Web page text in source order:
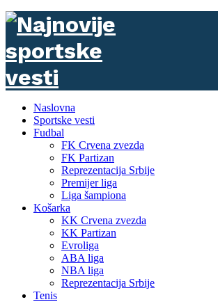
Naslovna
Sportske vesti
Fudbal
FK Crvena zvezda
FK Partizan
Reprezentacija Srbije
Premijer liga
Liga šampiona
Košarka
KK Crvena zvezda
KK Partizan
Evroliga
ABA liga
NBA liga
Reprezentacija Srbije
Tenis